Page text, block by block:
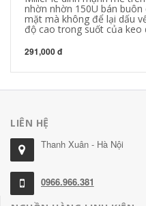
nhờn nhờn 150U bán
mặt mà không để lại dấu
độ cao trong suốt của keo
291,000 đ
LIÊN HỆ
Thanh Xuân - Hà Nội
0966.966.381